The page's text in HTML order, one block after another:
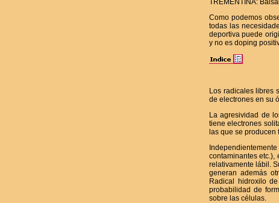
TREMENTINA:
Como podemos
todas las
deportiva puede
y no es doping
Los radicales libres
de electrones en su
La agresividad de
tiene electrones
las que se
contaminantes etc.),
relativamente lábil.
generan además
Radical hidroxilo
probabilidad de
sobre las células.